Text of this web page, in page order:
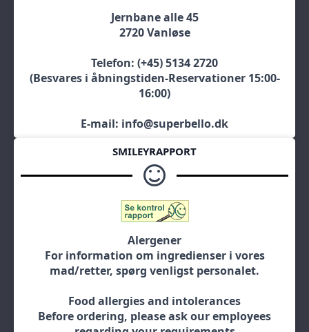
Jernbane alle 45
2720 Vanløse
Telefon: (+45) 5134 2720
(Besvares i åbningstiden-Reservationer 15:00-
16:00)
E-mail: info@superbello.dk
SMILEYRAPPORT
Alergener
For information om ingredienser i vores
mad/retter, spørg venligst personalet.
Food allergies and intolerances
Before ordering, please ask our employees